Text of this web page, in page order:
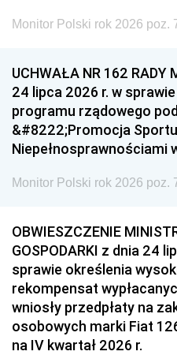
Monitor Polski rok 2026 poz.
UCHWAŁA NR 162 RADY
24 lipca 2026 r. w
programu rządowego
&#8222;Promocja
Niepełnosprawnościami
Monitor Polski rok 2026 poz.
OBWIESZCZENIE
GOSPODARKI z dnia 24
sprawie określenia
rekompensat
wniosły przedpłaty na
osobowych marki Fiat
na IV kwartał 2026 r.